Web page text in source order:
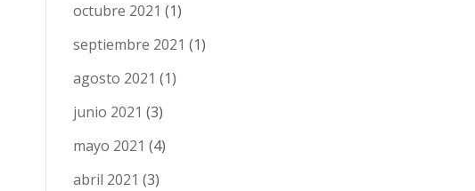
octubre 2021 (1)
septiembre 2021 (1)
agosto 2021 (1)
junio 2021 (3)
mayo 2021 (4)
abril 2021 (3)